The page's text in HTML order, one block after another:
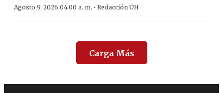
Agosto 9, 2026 04:00 a. m. · Redacción ÚH
Carga Más